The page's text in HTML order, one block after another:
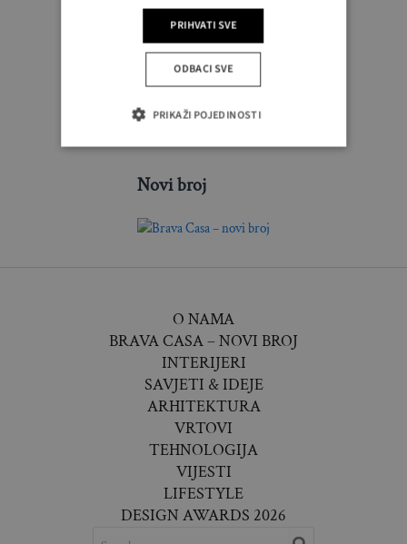
PRATITE NAS
Novi broj
O NAMA
BRAVA CASA – NOVI BROJ
INTERIJERI
SAVJETI & IDEJE
ARHITEKTURA
VRTOVI
TEHNOLOGIJA
VIJESTI
LIFESTYLE
DESIGN AWARDS 2026
PRIHVATI SVE
ODBACI SVE
PRIKAŽI POJEDINOSTI